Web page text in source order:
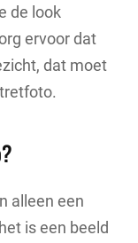
de look
ervoor dat
dat moet
alleen een
is een beeld